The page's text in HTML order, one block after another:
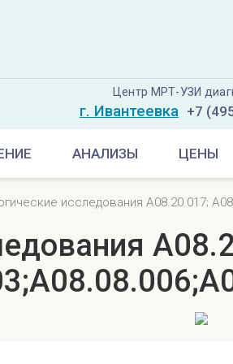
Центр МРТ-УЗИ
г. Ивантеевка +7
АНАЛИЗЫ ЦЕНЫ
исследования A08.20.017;